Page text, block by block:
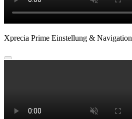
Xprecia Prime Einstellung & Navigation